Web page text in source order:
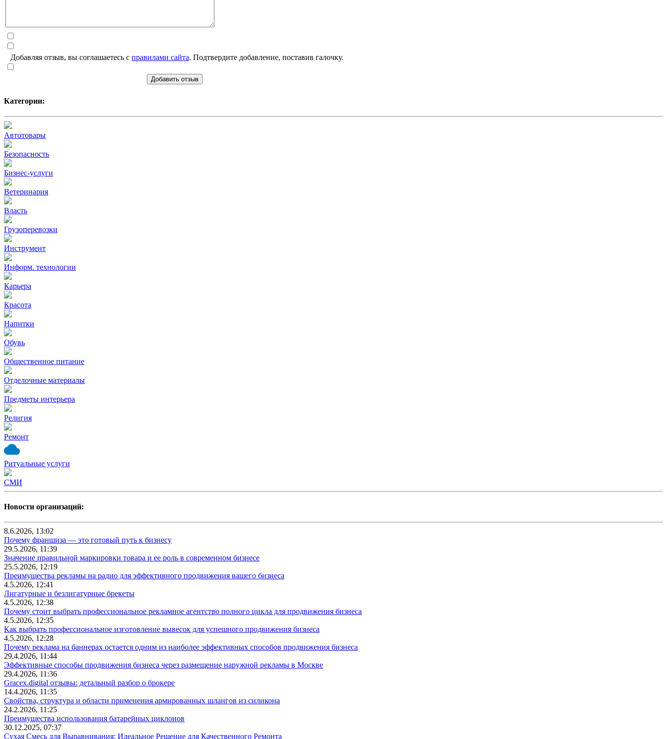
Добавляя отзыв, вы соглашаетесь с правилами сайта. Подтвердите добавление, поставив галочку.
Добавить отзыв
Категории:
Автотовары
Безопасность
Бизнес-услуги
Ветеринария
Власть
Грузоперевозки
Инструмент
Информ. технологии
Карьера
Красота
Напитки
Обувь
Общественное питание
Отделочные материалы
Предметы интерьера
Религия
Ремонт
Ритуальные услуги
СМИ
Новости организаций:
8.6.2026, 13:02
Почему франшиза — это готовый путь к бизнесу
29.5.2026, 11:39
Значение правильной маркировки товара и ее роль в современном бизнесе
25.5.2026, 12:19
Преимущества рекламы на радио для эффективного продвижения вашего бизнеса
4.5.2026, 12:41
Лигатурные и безлигатурные брекеты
4.5.2026, 12:38
Почему стоит выбрать профессиональное рекламное агентство полного цикла для продвижения бизнеса
4.5.2026, 12:35
Как выбрать профессиональное изготовление вывесок для успешного продвижения бизнеса
4.5.2026, 12:28
Почему реклама на баннерах остается одним из наиболее эффективных способов продвижения бизнеса
29.4.2026, 11:44
Эффективные способы продвижения бизнеса через размещение наружной рекламы в Москве
29.4.2026, 11:36
Gracex.digital отзывы: детальный разбор о брокере
14.4.2026, 11:35
Свойства, структура и области применения армированных шлангов из силикона
24.2.2026, 11:25
Преимущества использования батарейных циклонов
30.12.2025, 07:37
Сухая Смесь для Выравнивания: Идеальное Решение для Качественного Ремонта